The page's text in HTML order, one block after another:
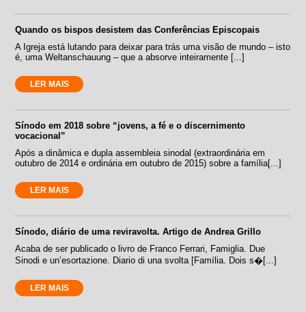
Quando os bispos desistem das Conferências Episcopais
A Igreja está lutando para deixar para trás uma visão de mundo – isto
é, uma Weltanschauung – que a absorve inteiramente [...]
LER MAIS
Sínodo em 2018 sobre “jovens, a fé e o discernimento
vocacional”
Após a dinâmica e dupla assembleia sinodal (extraordinária em
outubro de 2014 e ordinária em outubro de 2015) sobre a família[...]
LER MAIS
Sínodo, diário de uma reviravolta. Artigo de Andrea Grillo
Acaba de ser publicado o livro de Franco Ferrari, Famiglia. Due
Sinodi e un’esortazione. Diario di una svolta [Família. Dois s�[...]
LER MAIS